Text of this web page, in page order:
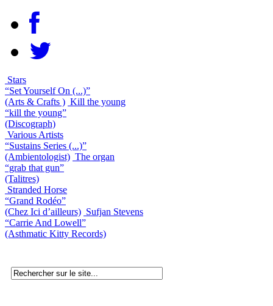
Stars
“Set Yourself On (...)”
(Arts & Crafts ) Kill the young
“kill the young”
(Discograph)
Various Artists
“Sustains Series (...)”
(Ambientologist) The organ
“grab that gun”
(Talitres)
Stranded Horse
“Grand Rodéo”
(Chez Ici d’ailleurs) Sufjan Stevens
“Carrie And Lowell”
(Asthmatic Kitty Records)